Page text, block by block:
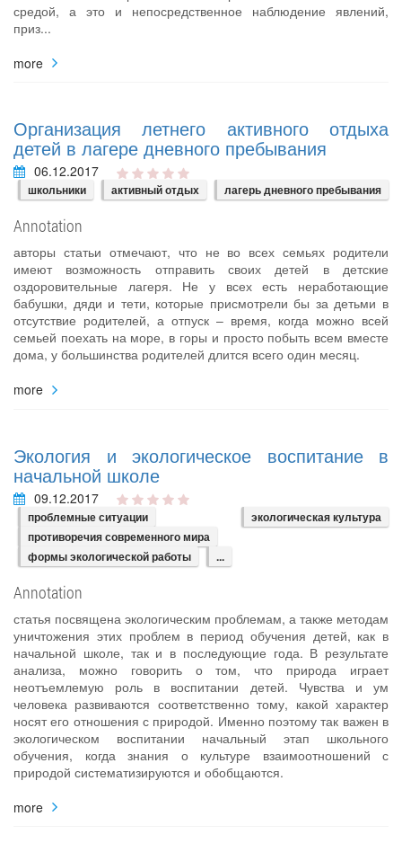
средой, а это и непосредственное наблюдение явлений,
приз...
more
Организация летнего активного отдыха
детей в лагере дневного пребывания
06.12.2017
школьники активный отдых лагерь дневного пребывания
Annotation
авторы статьи отмечают, что не во всех семьях родители
имеют возможность отправить своих детей в детские
оздоровительные лагеря. Не у всех есть неработающие
бабушки, дяди и тети, которые присмотрели бы за детьми в
отсутствие родителей, а отпуск – время, когда можно всей
семьей поехать на море, в горы и просто побыть всем вместе
дома, у большинства родителей длится всего один месяц.
more
Экология и экологическое воспитание в
начальной школе
09.12.2017
проблемные ситуации
экологическая культура
противоречия современного мира
формы экологической работы
...
Annotation
статья посвящена экологическим проблемам, а также методам
уничтожения этих проблем в период обучения детей, как в
начальной школе, так и в последующие года. В результате
анализа, можно говорить о том, что природа играет
неотъемлемую роль в воспитании детей. Чувства и ум
человека развиваются соответственно тому, какой характер
носят его отношения с природой. Именно поэтому так важен в
экологическом воспитании начальный этап школьного
обучения, когда знания о культуре взаимоотношений с
природой систематизируются и обобщаются.
more